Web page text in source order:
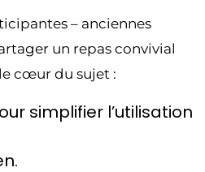
– anciennes
un repas convivial
cœur du sujet :
simplifier l’utilisation